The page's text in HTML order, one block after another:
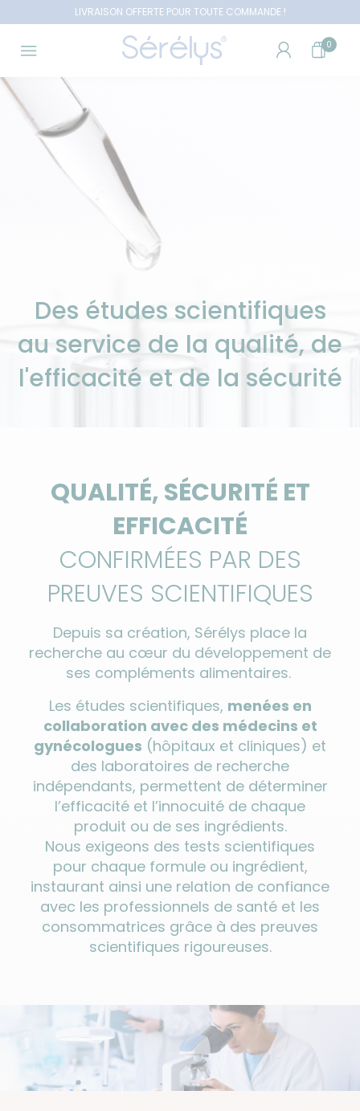
LIVRAISON OFFERTE POUR TOUTE COMMANDE !
0
Des études scientifiques
au service de la qualité, de
l'efficacité et de la sécurité
QUALITÉ, SÉCURITÉ ET
EFFICACITÉ
CONFIRMÉES PAR DES
PREUVES SCIENTIFIQUES
Depuis sa création, Sérélys place la
recherche au cœur du développement de
ses compléments alimentaires.
Les études scientifiques, menées en
collaboration avec des médecins et
gynécologues (hôpitaux et cliniques) et
des laboratoires de recherche
indépendants, permettent de déterminer
l’efficacité et l’innocuité de chaque
produit ou de ses ingrédients.
Nous exigeons des tests scientifiques
pour chaque formule ou ingrédient,
instaurant ainsi une relation de confiance
avec les professionnels de santé et les
consommatrices grâce à des preuves
scientifiques rigoureuses.